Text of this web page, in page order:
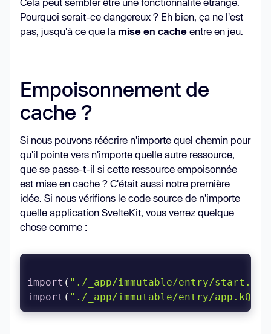
Pourquoi serait-ce dangereux ? Eh bien, ça ne l'est
pas, jusqu'à ce que la mise en cache entre en jeu.
Empoisonnement de
cache ?
Si nous pouvons réécrire n'importe quel chemin pour
qu'il pointe vers n'importe quelle autre ressource,
que se passe-t-il si cette ressource empoisonnée
est mise en cache ? C'était aussi notre première
idée. Si nous vérifions le code source de n'importe
quelle application SvelteKit, vous verrez quelque
chose comme :
import ( "./_app/immutable/entry/
import ( "./_app/immutable/entry/